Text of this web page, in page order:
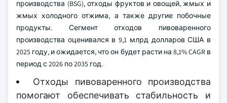
производства (BSG), отходы фруктов и овощей, жмых и
жмых холодного отжима, а также другие побочные
продукты. Сегмент отходов пивоваренного
производства оценивался в 9,1 млрд долларов США в
2025 году, и ожидается, что он будет расти на 8,1% CAGR в
период с 2026 по 2035 год.
Отходы пивоваренного производства
помогают обеспечивать стабильность и